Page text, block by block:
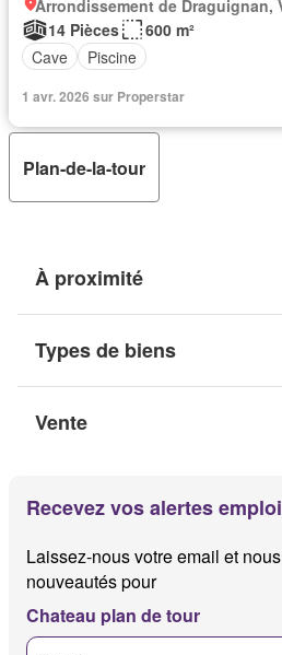
Arrondissement de Draguignan,
14 Pièces
600 m²
Cave
Piscine
1 avr. 2026 sur Properstar
Plan-de-la-tour
À proximité
Types de biens
Vente
Recevez vos alertes
Laissez-nous votre email et
nouveautés pour
Chateau plan de tour